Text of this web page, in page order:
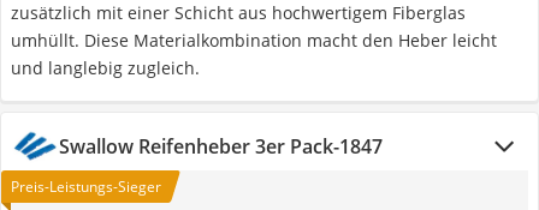
zusätzlich mit einer Schicht aus hochwertigem Fiberglas
umhüllt. Diese Materialkombination macht den Heber leicht
und langlebig zugleich.
Swallow Reifenheber 3er Pack-1847
Preis-Leistungs-Sieger